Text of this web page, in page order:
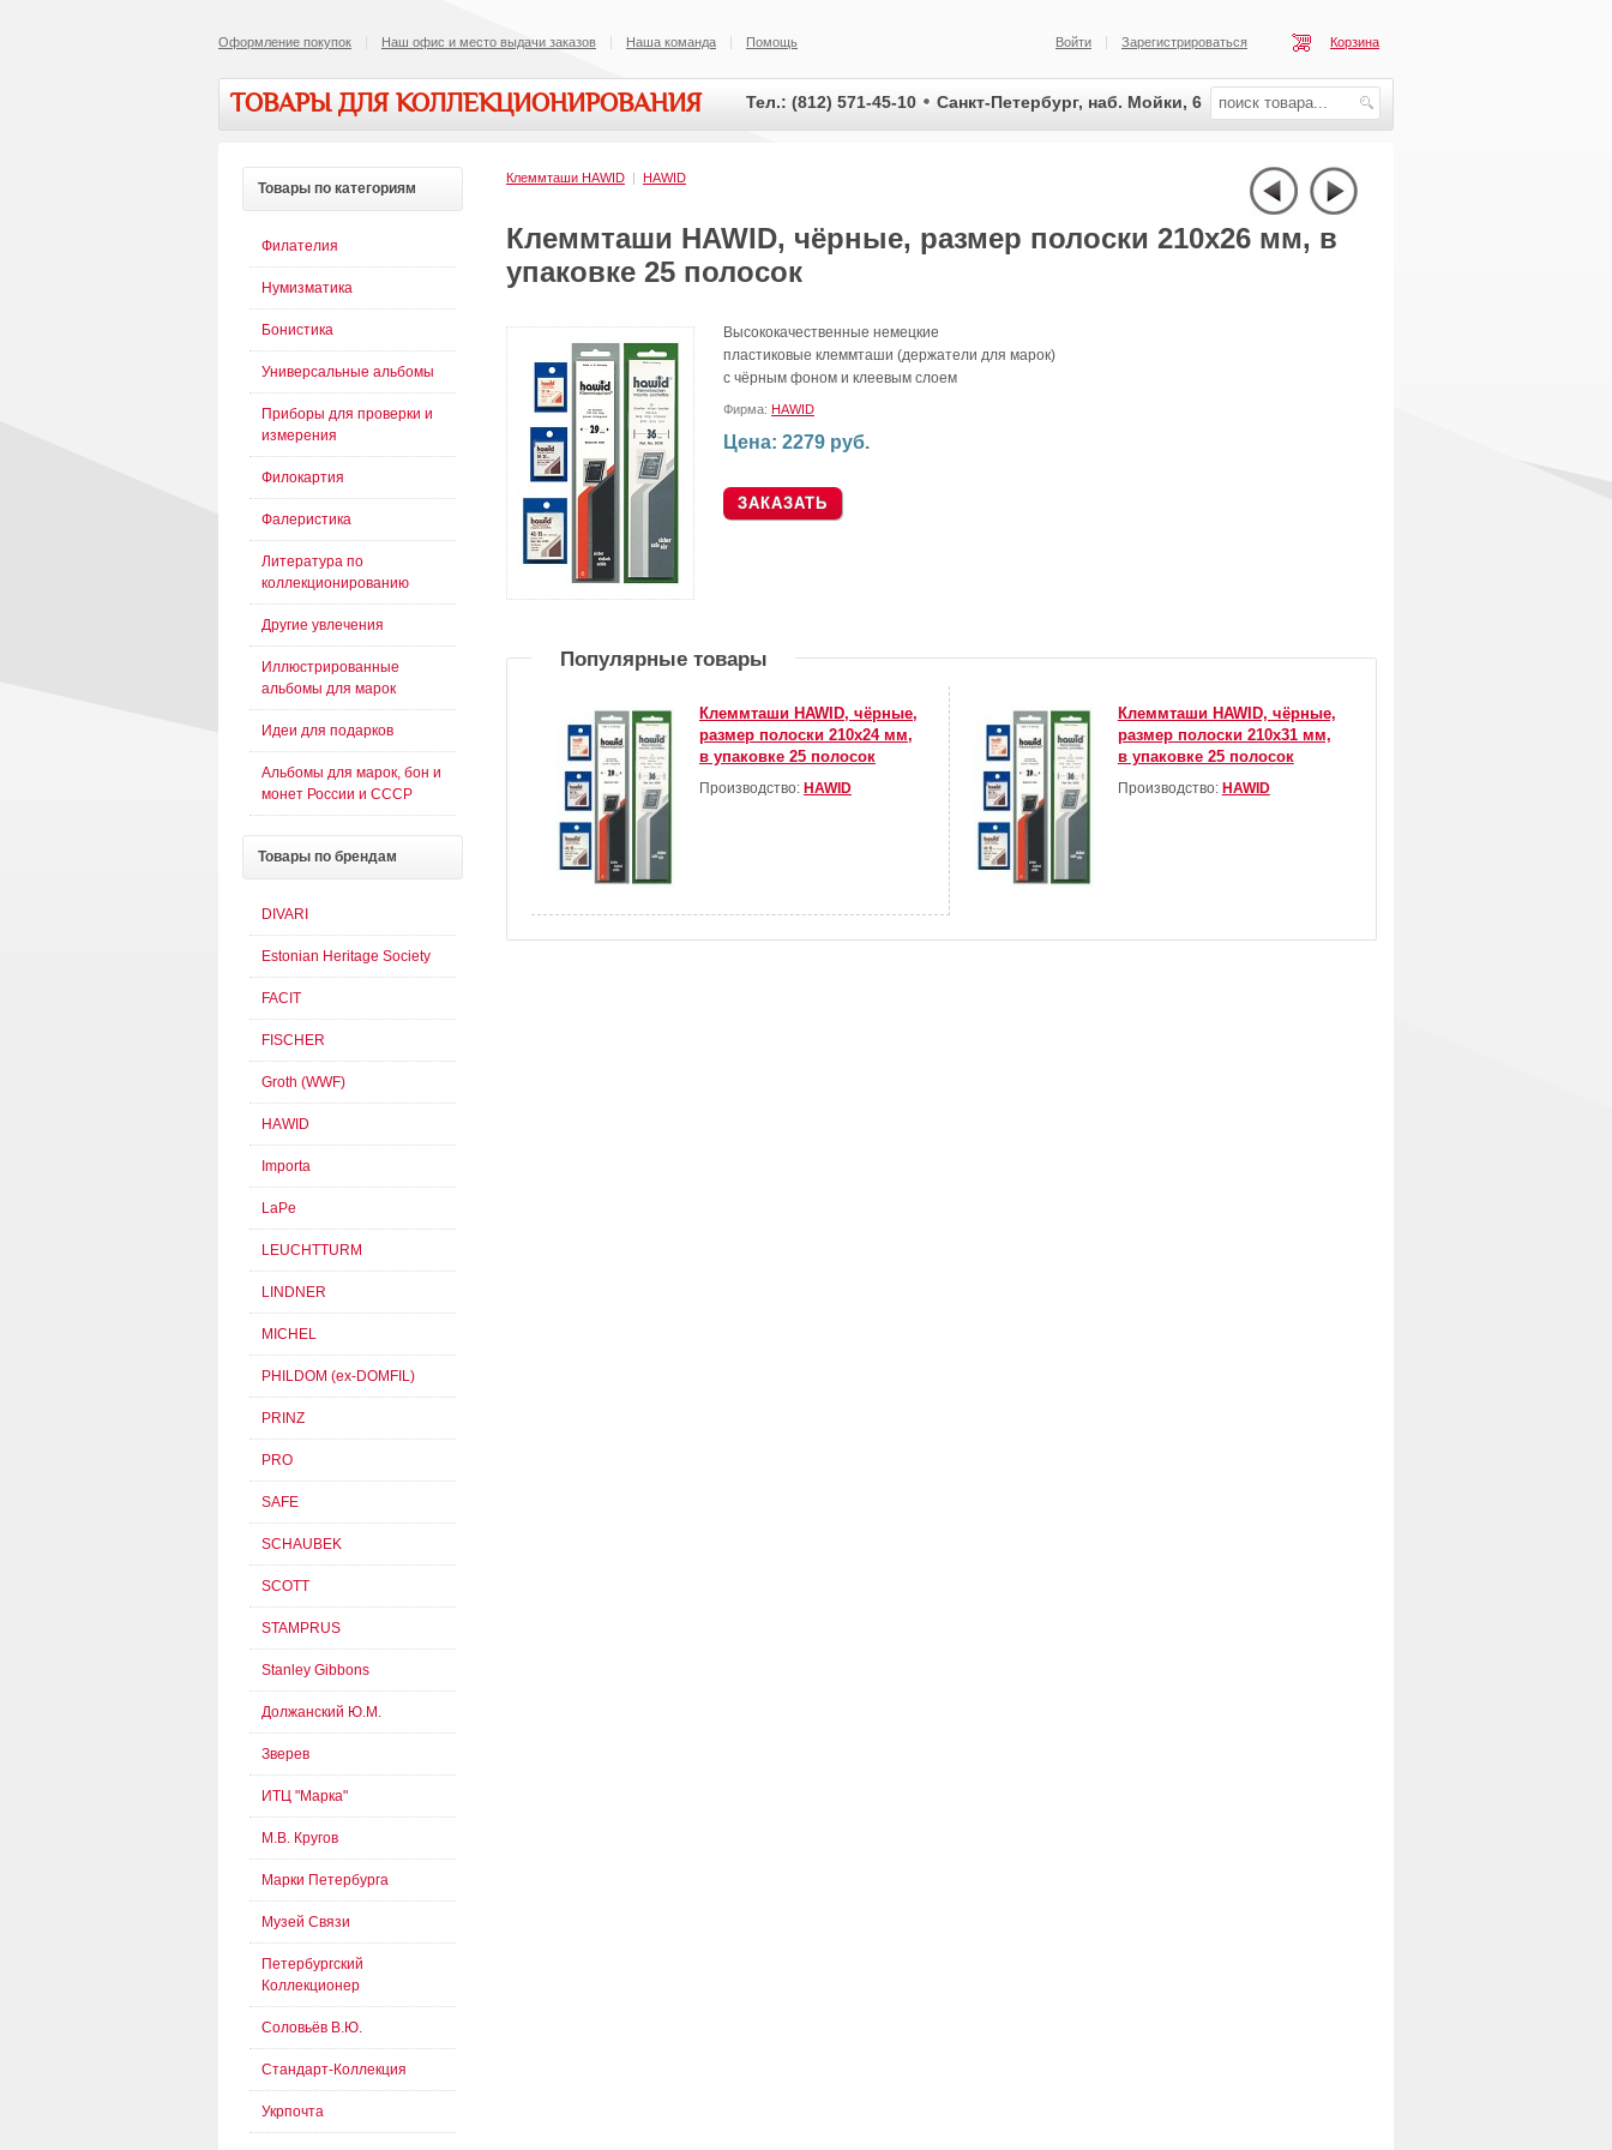
Оформление покупок Наш офис и место выдачи заказов Наша команда Помощь Корзина
Зарегистрироваться
Войти
ТОВАРЫ ДЛЯ КОЛЛЕКЦИОНИРОВАНИЯ Тел.: (812) 571-45-10 Санкт-Петербург, наб. Мойки, 6
Клеммташи HAWID | HAWID
Клеммташи HAWID, чёрные, размер полоски 210х26 мм, в
упаковке 25 полосок
Высококачественные немецкие
пластиковые клеммташи (держатели для марок)
с чёрным фоном и клеевым слоем
Фирма: HAWID
Цена: 2279 руб.
Популярные товары
Клеммташи HAWID, чёрные,
размер полоски 210х24 мм,
в упаковке 25 полосок
Производство: HAWID
Клеммташи HAWID, чёрные,
размер полоски 210х31 мм,
в упаковке 25 полосок
Производство: HAWID
Товары по категориям
Филателия
Нумизматика
Бонистика
Универсальные альбомы
Приборы для проверки и
измерения
Филокартия
Фалеристика
Литература по
коллекционированию
Другие увлечения
Иллюстрированные
альбомы для марок
Идеи для подарков
Альбомы для марок, бон и
монет России и СССР
Товары по брендам
DIVARI
Estonian Heritage Society
FACIT
FISCHER
Groth (WWF)
HAWID
Importa
LaPe
LEUCHTTURM
LINDNER
MICHEL
PHILDOM (ex-DOMFIL)
PRINZ
PRO
SAFE
SCHAUBEK
SCOTT
STAMPRUS
Stanley Gibbons
Должанский Ю.М.
Зверев
ИТЦ "Марка"
М.В. Кругов
Марки Петербурга
Музей Связи
Петербургский
Коллекционер
Соловьёв В.Ю.
Стандарт-Коллекция
Укрпочта